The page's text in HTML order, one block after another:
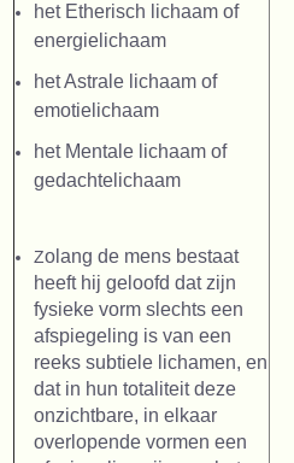
het Etherisch lichaam of
energielichaam
het Astrale lichaam of
emotielichaam
het Mentale lichaam of
gedachtelichaam
Zolang de mens bestaat
heeft hij geloofd dat zijn
fysieke vorm slechts een
afspiegeling is van een
reeks subtiele lichamen, en
dat in hun totaliteit deze
onzichtbare, in elkaar
overlopende vormen een